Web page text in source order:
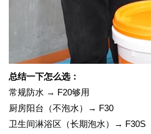
总结一下怎么选：
常规防水 → F20够用
厨房阳台（不泡水）
→ F30
卫生间淋浴区（长期泡水）
→ F30S